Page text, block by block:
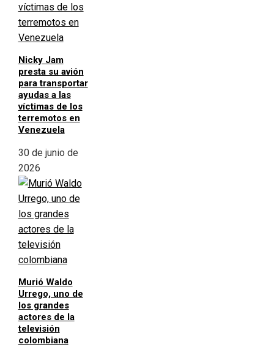
Nicky Jam
presta su avión
para transportar
ayudas a las
víctimas de los
terremotos en
Venezuela
30 de junio de
2026
Murió Waldo
Urrego, uno de
los grandes
actores de la
televisión
colombiana